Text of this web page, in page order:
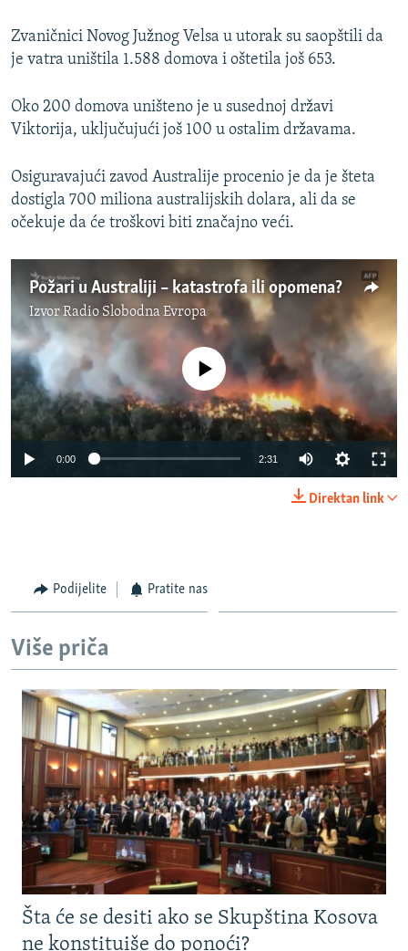
l
a
j
d
j
Zvaničnici Novog Južnog Velsa u utorak su saopštili da
je vatra uništila 1.588 domova i oštetila još 653.
Oko 200 domova uništeno je u susednoj državi
Viktorija, uključujući još 100 u ostalim državama.
Osiguravajući zavod Australije procenio je da je šteta
dostigla 700 miliona australijskih dolara, ali da se
očekuje da će troškovi biti značajno veći.
Požari u Australiji – katastrofa ili opomena?
IzvorRadio Slobodna Evropa
1080p
No media source currently available
0:00 2:31
Direktan link
Podijelite Pratite nas
Više priča
Šta će se desiti ako se Skupština Kosova
ne konstituiše do ponoći?